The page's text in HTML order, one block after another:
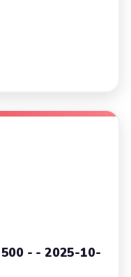
- - 2025-10-